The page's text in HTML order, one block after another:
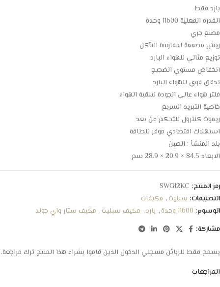
بارد فقط
القدرة الفعلية 11600 وحدة
مصنع جري
ريش مصممة لمقاومة التآكل
توزيع مثالي للهواء البارد
انخفاض مستوي الضجيج
تدفق قوي للهواء البارد
فلتر هواء عالي الجودة لتنقية الهواء
خاصية التبريد السريع
ريموت كنترول للتحكم عن بعد
استهلاك اقتصادي موفر للطاقة
بلد المنشأ : الصين
الابعاد 84.5 × 20.9 × 28.9 سم
رمز المنتج: SWG12KC
التصنيفات: سبليت, مكيفات
الوسوم: 11600 وحدة , بارد, مكيف سبليت, مكيف ستار واي جولد
مشاركة:
المراجعات
يسمح فقط للزبائن مسجلي الدخول الذين قاموا بشراء هذا المنتج ترك مراجعة.